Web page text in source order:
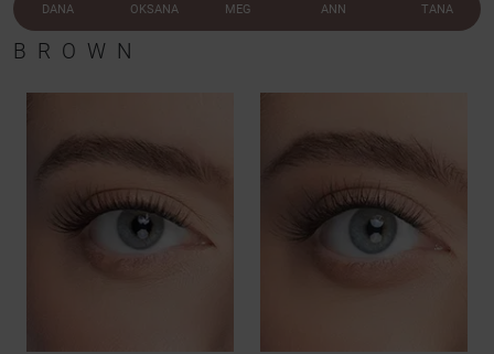
DANA OKSANA MEG ANN TANA
BROWN